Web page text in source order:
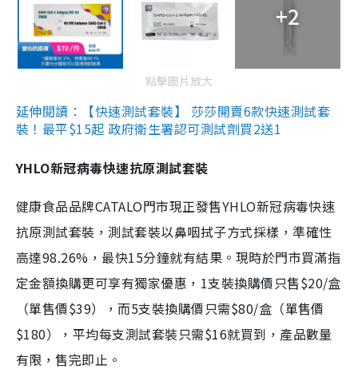
+2
點擊圖片放大
延伸閱讀：【快速測試套裝】 莎莎開賣6款快速測試套
裝！最平$15起 政府衛生署認可測試劑買2送1
YHLO新冠病毒快速抗原測試套裝
健康食品品牌CATALO門市現正發售YHLO新冠病毒快速
抗原測試套裝，測試套裝以鼻咽拭子方式採樣，準確性
高達98.26%，最快15分鐘就有結果。現時於門市買滿指
定金額換購更可享有獨家優惠，1支裝換購價只售$20/盒
（單售價$39），而5支裝換購價只需$80/盒（單售價
$180），平均每支測試套裝只需$16就買到，產品數量
有限，售完即止。